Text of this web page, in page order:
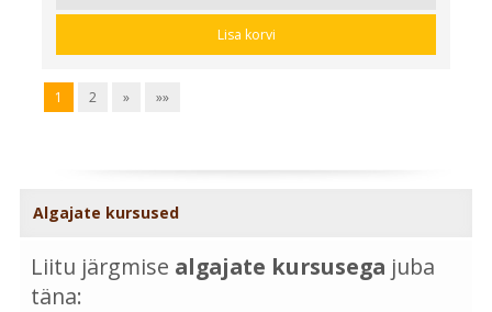
Lisa korvi
1 2 » »»
Algajate kursused
Liitu järgmise algajate kursusega juba
täna: